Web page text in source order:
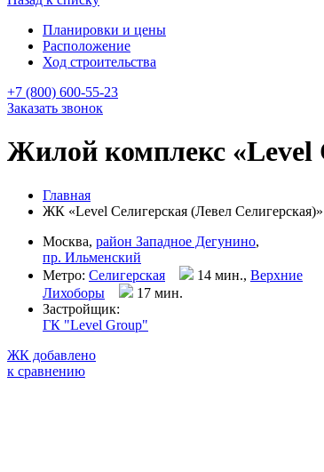
Планировки и цены
Расположение
Ход строительства
+7 (800) 600-55-23
Заказать звонок
Жилой комплекс «Level
Главная
ЖК «Level Селигерская (Левел Селигерская)»
Москва, район Западное Дегунино,
пр. Ильменский
Метро: Селигерская 14 мин., Верхние
Лихоборы
17 мин.
Застройщик:
ГК "Level Group"
ЖК добавлено
к сравнению